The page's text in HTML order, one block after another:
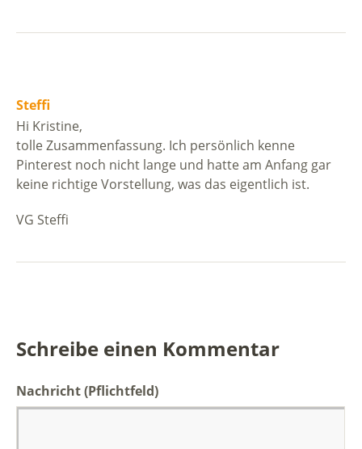
Steffi
Hi Kristine,
tolle Zusammenfassung. Ich persönlich kenne
Pinterest noch nicht lange und hatte am Anfang gar
keine richtige Vorstellung, was das eigentlich ist.
VG Steffi
Schreibe einen Kommentar
Nachricht(Pflichtfeld)